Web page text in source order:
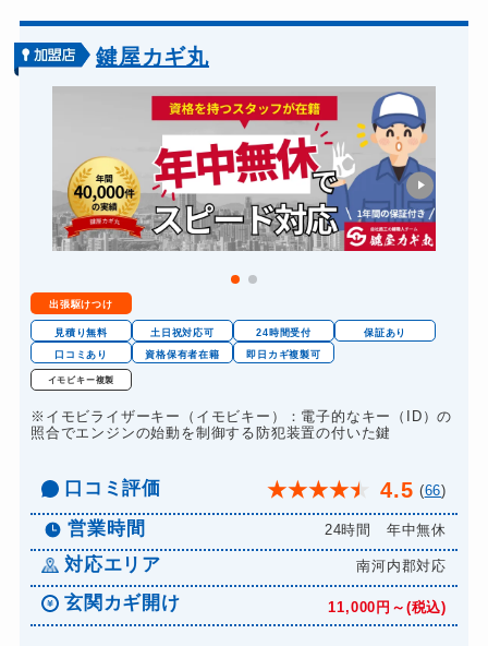
バイクカギ開け
金庫カギ開け 8,000円～(税別）
金庫カギ交換 10,000円～(税別）
ロッカーカギ開け 7,000円～(税別）
鍵屋カギ丸
出張駆けつけ
見積り無料 土日祝対応可 24時間受付
保証あり
口コミあり
資格保有者在籍 即日カギ複製可
イモビキー複製
※イモビライザーキー（イモビキー）：電子的なキー（ID）の
照合でエンジンの始動を制御する防犯装置の付いた鍵
口コミ評価 ★★★★★ 4.5 (66)
営業時間 24時間 年中無休
対応エリア 南河内郡対応
玄関カギ開け 11,000円～(税込)